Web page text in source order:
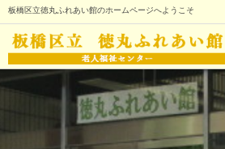
板橋区立徳丸ふれあい館のホームページへようこそ